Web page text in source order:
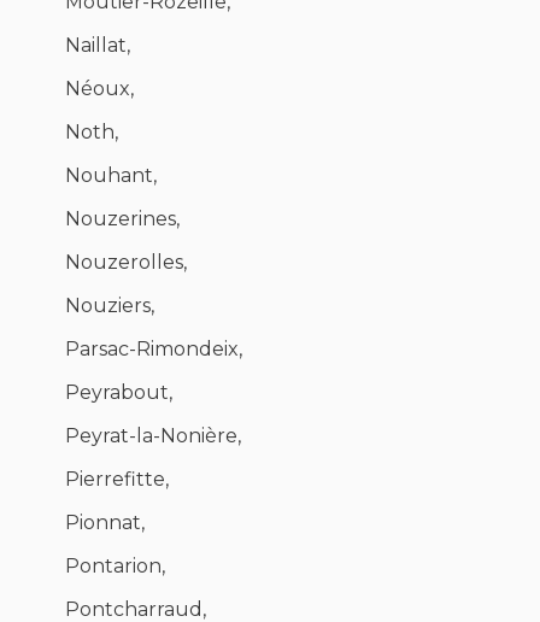
Naillat,
Néoux,
Noth,
Nouhant,
Nouzerines,
Nouzerolles,
Nouziers,
Parsac-Rimondeix,
Peyrabout,
Peyrat-la-Nonière,
Pierrefitte,
Pionnat,
Pontarion,
Pontcharraud,